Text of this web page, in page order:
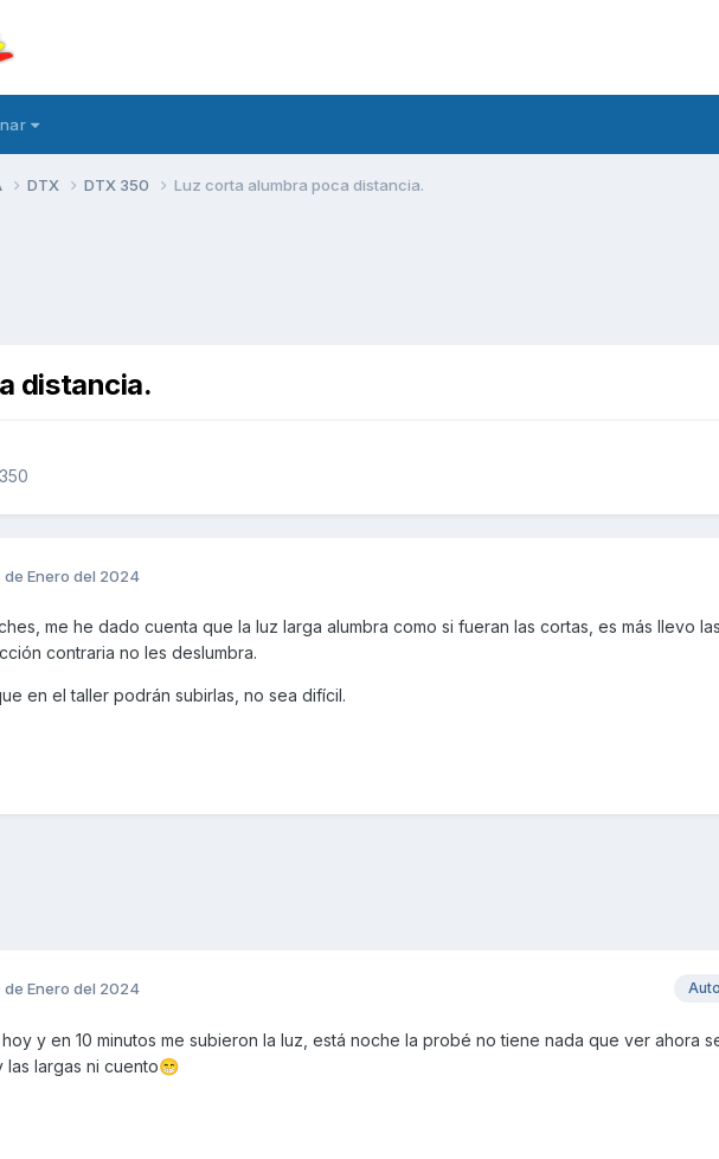
DTX DTX 350 Luz corta alumbra poca distancia.
distancia.
de Enero del 2024
me he dado cuenta que la luz larga alumbra como si fueran las cortas, es más llevo
contraria no les deslumbra.
en el taller podrán subirlas, no sea difícil.
de Enero del 2024
hoy y en 10 minutos me subieron la luz, está noche la probé no tiene nada que ver ahora
las largas ni cuento😁